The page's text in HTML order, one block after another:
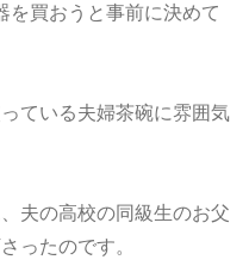
を買おうと事前に決めて
ている夫婦茶碗に雰囲気
夫の高校の同級生のお父
ったのです。